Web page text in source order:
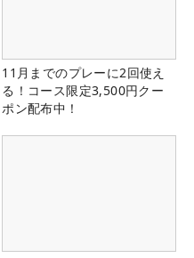
11月までのプレーに2回使え
る！コース限定3,500円クー
ポン配布中！